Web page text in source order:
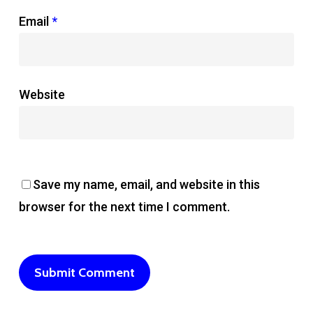
Email *
Website
Save my name, email, and website in this
browser for the next time I comment.